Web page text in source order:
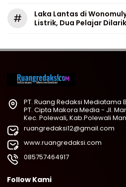
#
Laka Lantas di
Listrik, Dua Pelajar
PT. Ruang Redaksi
PT. Cipta Makora Media - Jl.
Kec. Polewali, Kab.Polewali
ruangredaksi12@gmail.com
www.ruangredaksi.com
085757464917
Follow Kami